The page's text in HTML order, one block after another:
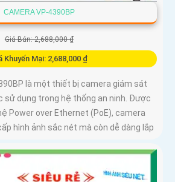
CAMERA VP-4390BP
Giá Bán: 2,688,000 ₫
Khuyến Mại: 2,688,000 ₫
là một thiết bị camera giám sát
sử dụng trong hệ thống an ninh. Được
Power over Ethernet (PoE), camera
hình ảnh sắc nét mà còn dễ dàng lắp